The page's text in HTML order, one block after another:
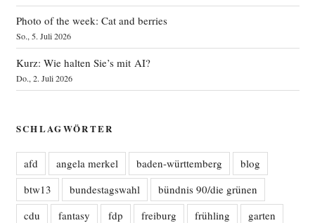
Photo of the week: Cat and berries
So., 5. Juli 2026
Kurz: Wie halten Sie’s mit AI?
Do., 2. Juli 2026
SCHLAGWÖRTER
afd angela merkel baden-württemberg
blog
btw13
bundestagswahl
bündnis 90/die grünen
cdu
fantasy fdp freiburg frühling
garten